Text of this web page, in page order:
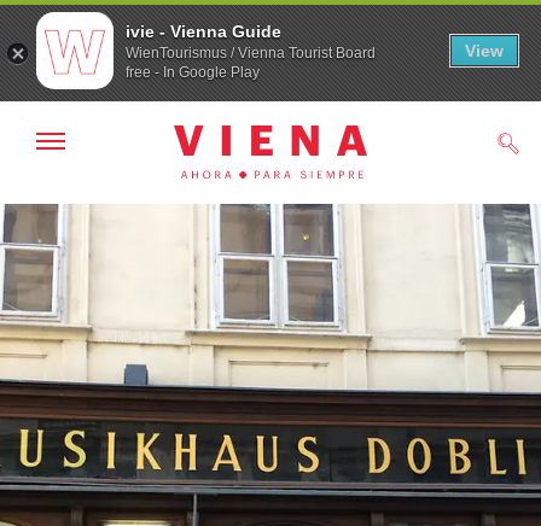
A
la
navegación
Al
contenido
Mostrar/ocultar
ivie - Vienna Guide
WienTourismus / Vienna Tourist Board
free - In Google Play
View